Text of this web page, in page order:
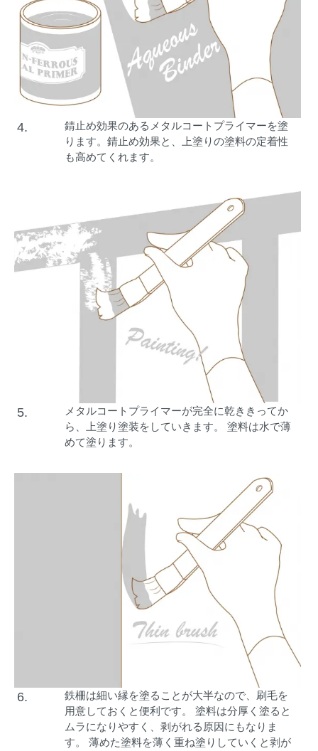
4.
錆止め効果のあるメタルコートプライマーを塗
ります。錆止め効果と、上塗りの塗料の定着性
も高めてくれます。
5.
メタルコートプライマーが完全に乾ききってか
ら、上塗り塗装をしていきます。 塗料は水で薄
めて塗ります。
6.
鉄柵は細い縁を塗ることが大半なので、刷毛を
用意しておくと便利です。 塗料は分厚く塗ると
ムラになりやすく、剥がれる原因にもなりま
す。 薄めた塗料を薄く重ね塗りしていくと剥が